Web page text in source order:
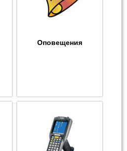
Оповещения